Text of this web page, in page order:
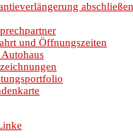
abschließen
und Öffnungszeiten
Autohaus